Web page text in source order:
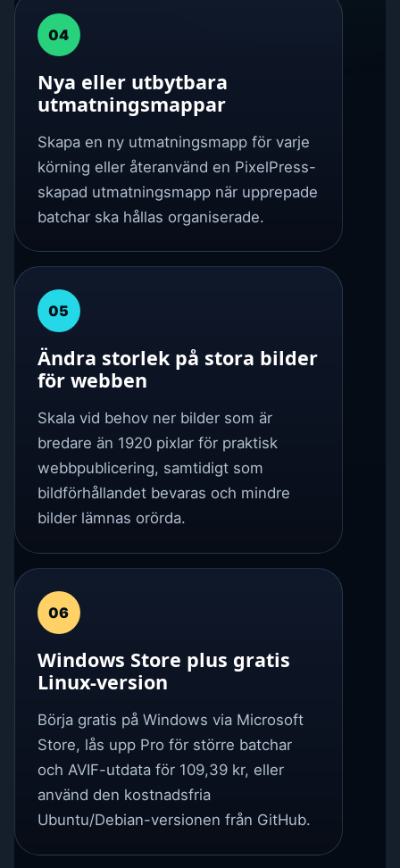
04
Nya eller utbytbara
utmatningsmappar
Skapa en ny utmatningsmapp för varje
körning eller återanvänd en PixelPress-
skapad utmatningsmapp när upprepade
batchar ska hållas organiserade.
05
Ändra storlek på stora bilder
för webben
Skala vid behov ner bilder som är
bredare än 1920 pixlar för praktisk
webbpublicering, samtidigt som
bildförhållandet bevaras och mindre
bilder lämnas orörda.
06
Windows Store plus gratis
Linux-version
Börja gratis på Windows via Microsoft
Store, lås upp Pro för större batchar
och AVIF-utdata för 109,39 kr, eller
använd den kostnadsfria
Ubuntu/Debian-versionen från GitHub.